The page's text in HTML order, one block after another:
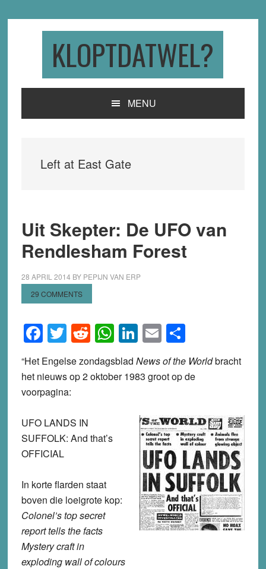
KLOPTDATWEL?
MENU
Left at East Gate
Uit Skepter: De UFO van
Rendlesham Forest
28 APRIL 2014 BY PEPIJN VAN ERP
29 COMMENTS
Facebook
Twitter
Reddit
WhatsApp
LinkedIn
EmailShare
“Het Engelse zondagsblad News of the Worldbracht
het nieuws op 2 oktober 1983 groot op de
voorpagina:
UFO LANDS IN
SUFFOLK: And that’s
OFFICIAL
In korte flarden staat
boven die loeigrote kop:
Colonel’s top secret
report tells the facts
Mystery craft in
exploding wall of colours